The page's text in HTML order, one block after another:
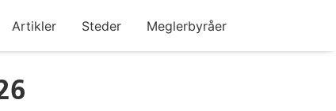
Artikler Steder Meglerbyråer